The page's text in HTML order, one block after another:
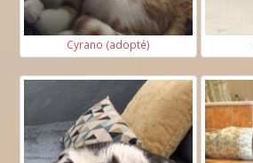
Cyrano (adopté)